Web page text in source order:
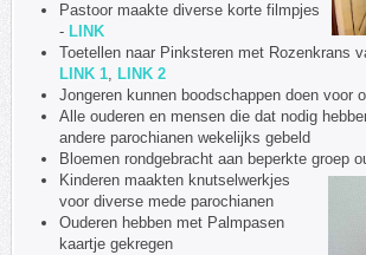
Pastoor maakte diverse korte filmpjes
- LINK
Toetellen naar Pinksteren met Rozenkrans
LINK 1, LINK 2
Jongeren kunnen boodschappen doen voor
Alle ouderen en mensen die dat nodig
andere parochianen wekelijks gebeld
Bloemen rondgebracht aan beperkte groep
Kinderen maakten knutselwerkjes
voor diverse mede parochianen
Ouderen hebben met Palmpasen
kaartje gekregen